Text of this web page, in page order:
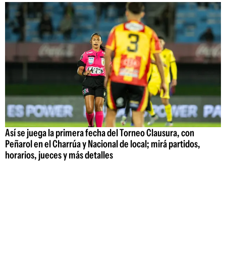
Así se juega la primera fecha del Torneo Clausura, con
Peñarol en el Charrúa y Nacional de local; mirá partidos,
horarios, jueces y más detalles